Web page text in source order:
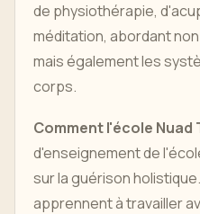
de physiothérapie,
méditation, abordant
mais également les
corps.
Comment l'école Nuad
d'enseignement de
sur la guérison
apprennent à travailler